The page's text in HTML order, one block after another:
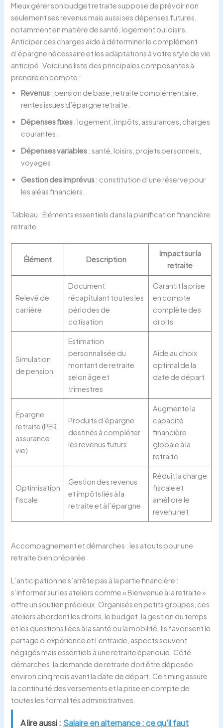
Mieux gérer son budget retraite suppose de prévoir non
seulement ses revenus mais aussi ses dépenses futures,
notamment en matière de santé, logement ou loisirs.
Anticiper ces charges aide à déterminer le complément
d’épargne nécessaire et les adaptations à votre style de vie
anticipé. Voici une liste des principales composantes à
prendre en compte :
Revenus : pension de base, retraite complémentaire,
rentes issues d’épargne retraite.
Dépenses fixes : logement, impôts, assurances, charges
courantes.
Dépenses variables : santé, loisirs, projets personnels,
voyages.
Gestion des imprévus : constitution d’une réserve pour
les aléas financiers.
Tableau : Éléments essentiels dans la planification financière
retraite
Élément Description
Impact sur la
retraite
Relevé de
carrière
Document
récapitulant toutes les
périodes de
cotisation
Garantit la prise
en compte
complète des
droits
Simulation
de pension
Estimation
personnalisée du
montant de retraite
selon âge et
trimestres
Aide au choix
optimal de la
date de départ
Épargne
retraite (PER,
assurance
vie)
Produits d’épargne
destinés à compléter
les revenus futurs
Augmente la
capacité
financière
globale à la
retraite
Optimisation
fiscale
Gestion des revenus
et impôts liés à la
retraite et à l’épargne
Réduit la charge
fiscale et
améliore le
revenu net
Accompagnement et démarches : les atouts pour une
retraite bien préparée
L’anticipation ne s’arrête pas à la partie financière :
s’informer sur les ateliers comme « Bienvenue à la retraite »
offre un soutien précieux. Organisés en petits groupes, ces
ateliers abordent les droits, le budget, la gestion du temps
et les questions liées à la santé ou la mobilité. Ils favorisent le
partage d’expérience et l’entraide, aspects souvent
négligés mais essentiels à une retraite épanouie. Côté
démarches, la demande de retraite doit être déposée
environ cinq mois avant la date de départ. Ce timing assure
la continuité des versements et la prise en compte de
toutes les formalités administratives.
A lire aussi : Salaire en alternance : ce qu’il faut